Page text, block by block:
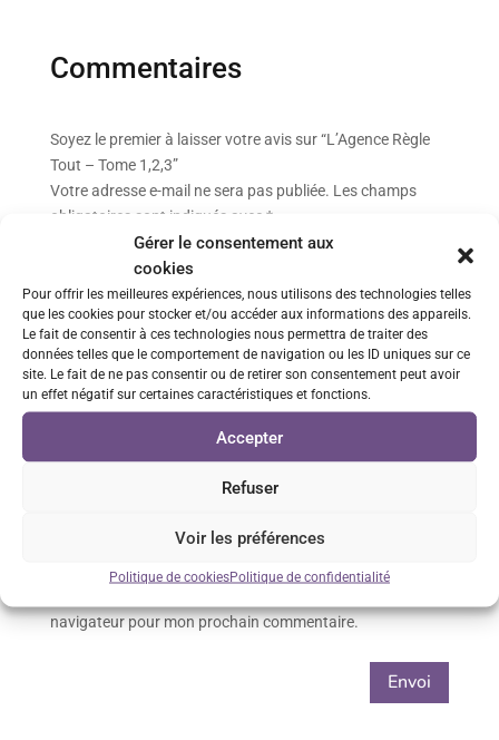
Gérer le consentement aux
cookies
Pour offrir les meilleures expériences, nous utilisons des technologies telles
que les cookies pour stocker et/ou accéder aux informations des appareils.
Le fait de consentir à ces technologies nous permettra de traiter des
données telles que le comportement de navigation ou les ID uniques sur ce
site. Le fait de ne pas consentir ou de retirer son consentement peut avoir
un effet négatif sur certaines caractéristiques et fonctions.
Accepter
Refuser
Voir les préférences
Politique de cookiesPolitique de confidentialité
Commentaires
Soyez le premier à laisser votre avis sur “L’Agence Règle
Tout – Tome 1,2,3”
Votre adresse e-mail ne sera pas publiée. Les champs
obligatoires sont indiqués avec *
navigateur pour mon prochain commentaire.
Envoi